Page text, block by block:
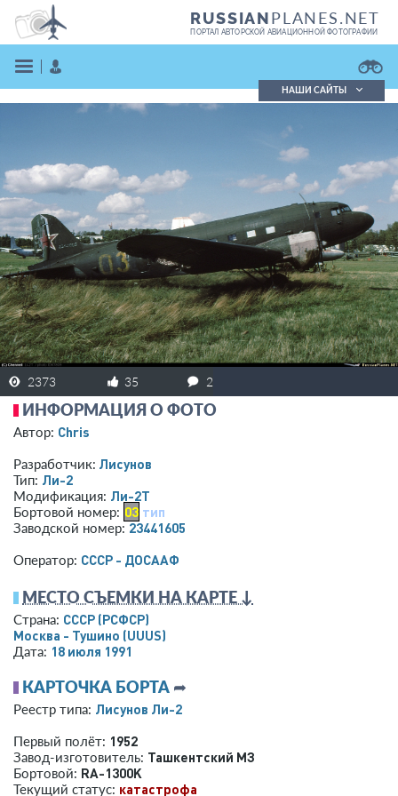
RUSSIANPLANES.NET
ПОРТАЛ АВТОРСКОЙ АВИАЦИОННОЙ ФОТОГРАФИИ
ВОЙТИ
ЗАРЕГИСТРИРОВАТЬСЯ
НАШИ САЙТЫ
2373 35 2
ИНФОРМАЦИЯ О ФОТО
Автор: Chris
Разработчик: Лисунов
Тип: Ли-2
Модификация: Ли-2Т
Бортовой номер: 03 тип
Заводской номер: 23441605
Оператор: СССР - ДОСААФ
МЕСТО СЪЕМКИ НА КАРТЕ ↓
Страна: СССР (РСФСР)
Москва - Тушино (UUUS)
Дата: 18 июля 1991
КАРТОЧКА БОРТА ➦
Реестр типа: Лисунов Ли-2
Первый полёт: 1952
Завод-изготовитель: Ташкентский МЗ
Бортовой: RA-1300K
Текущий статус: катастрофа